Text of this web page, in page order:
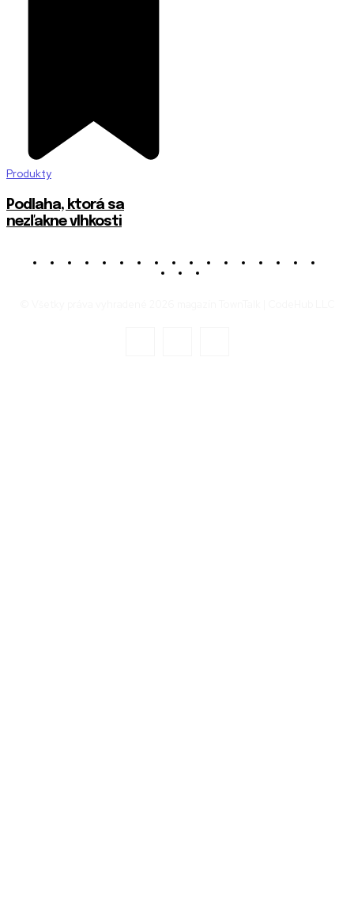
Produkty
Podlaha, ktorá sa
nezľakne vlhkosti